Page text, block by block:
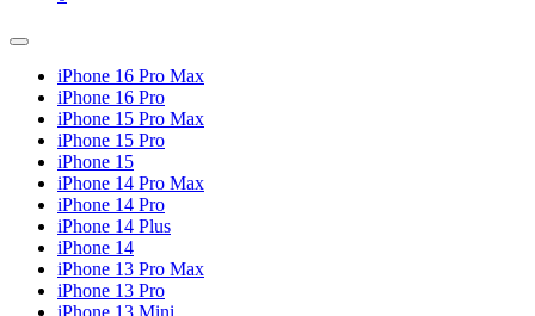
Menu
ToggleiPhone 16 Pro Max
iPhone 16 Pro
iPhone 15 Pro Max
iPhone 15 Pro
iPhone 15
iPhone 14 Pro Max
iPhone 14 Pro
iPhone 14 Plus
iPhone 14
iPhone 13 Pro Max
iPhone 13 Pro
iPhone 13 Mini